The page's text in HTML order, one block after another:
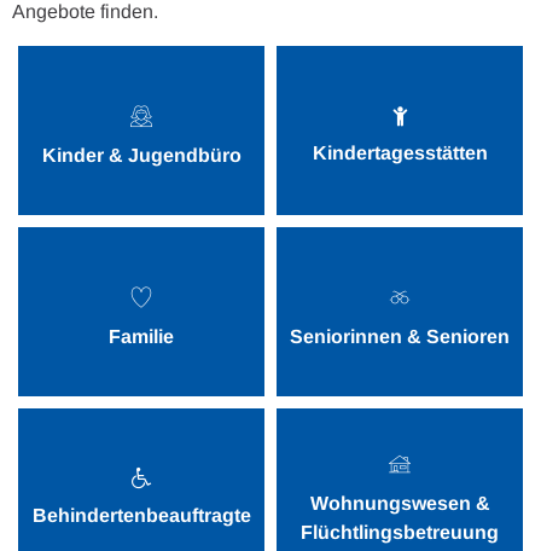
Angebote finden.
Kinder & Jugendbüro Kindertagesstätten
Familie Seniorinnen & Senioren
Behindertenbeauftragte
Wohnungswesen &
Flüchtlingsbetreuung